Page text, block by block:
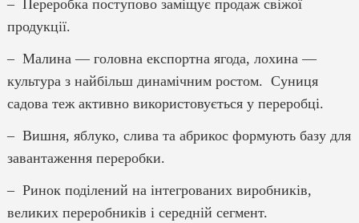
– Переробка поступово заміщує продаж свіжої
продукції.
– Малина — головна експортна ягода, лохина —
культура з найбільш динамічним ростом. Суниця
садова теж активно використовується у переробці.
– Вишня, яблуко, слива та абрикос формують базу для
завантаження переробки.
– Ринок поділений на інтегрованих виробників,
великих переробників і середній сегмент.